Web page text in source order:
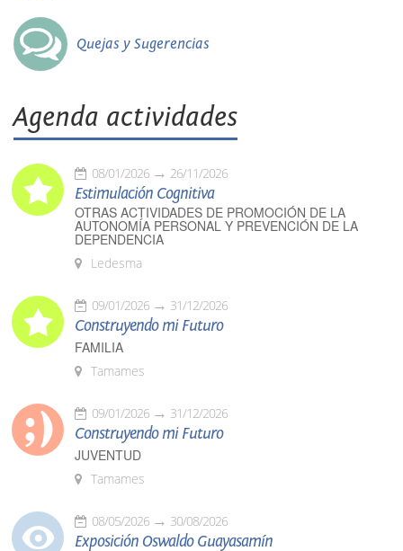
Quejas y Sugerencias
Agenda actividades
08/01/2026 26/11/2026
Estimulación Cognitiva
OTRAS ACTIVIDADES DE PROMOCIÓN DE LA
AUTONOMÍA PERSONAL Y PREVENCIÓN DE LA
DEPENDENCIA
Ledesma
09/01/2026 31/12/2026
Construyendo mi Futuro
FAMILIA
Tamames
09/01/2026 31/12/2026
Construyendo mi Futuro
JUVENTUD
Tamames
08/05/2026 30/08/2026
Exposición Oswaldo Guayasamín